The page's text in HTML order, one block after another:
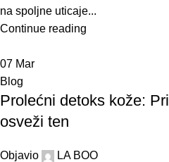
na spoljne uticaje...
Continue reading
07 Mar
Blog
Prolećni detoks kože:
osveži ten
Objavio
LA BOO